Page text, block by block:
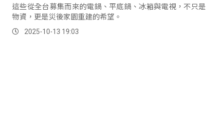
這些從全台募集而來的電鍋、平底鍋、冰箱與電視，不只是
物資，更是災後家園重建的希望。
2025-10-13 19:03